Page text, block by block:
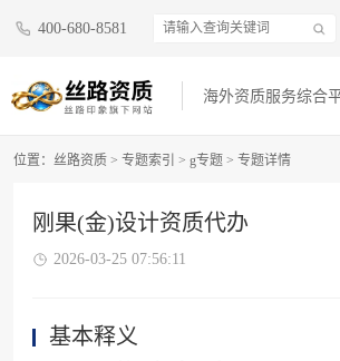
400-680-8581
海外资质服务综合
位置： 丝路资质 > 专题索引 > g专题 > 专题详情
刚果(金)设计资质代办
2026-03-25 07:56:11
基本释义